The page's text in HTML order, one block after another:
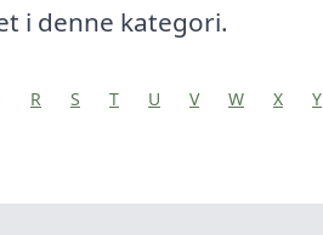
i denne kategori.
R S T U V W X Y